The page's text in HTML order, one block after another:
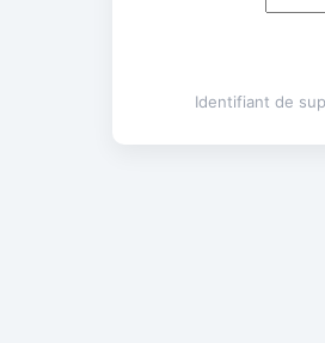
Identifiant de